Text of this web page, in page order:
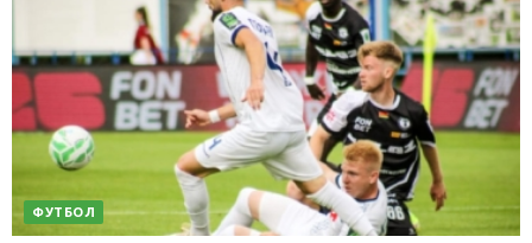
ФУТБОЛ